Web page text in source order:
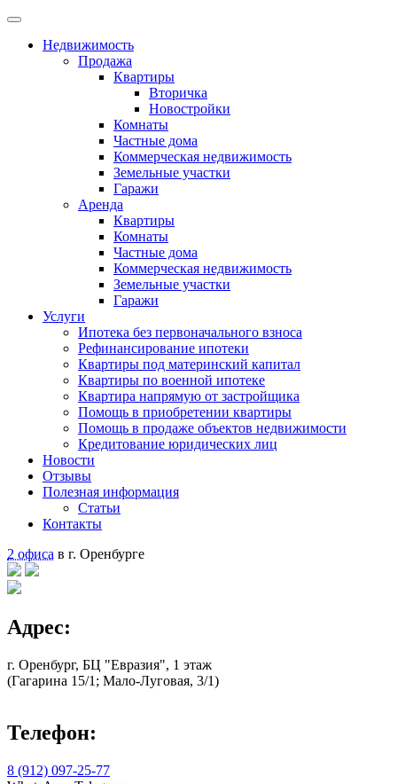
Недвижимость
Продажа
Квартиры
Вторичка
Новостройки
Комнаты
Частные дома
Коммерческая недвижимость
Земельные участки
Гаражи
Аренда
Квартиры
Комнаты
Частные дома
Коммерческая недвижимость
Земельные участки
Гаражи
Услуги
Ипотека без первоначального взноса
Рефинансирование ипотеки
Квартиры под материнский капитал
Квартиры по военной ипотеке
Квартира напрямую от застройщика
Помощь в приобретении квартиры
Помощь в продаже объектов недвижимости
Кредитование юридических лиц
Новости
Отзывы
Полезная информация
Статьи
Контакты
2 офиса в г. Оренбурге
Адрес:
г. Оренбург, БЦ "Евразия", 1 этаж
(Гагарина 15/1; Мало-Луговая, 3/1)
Телефон:
8 (912) 097-25-77